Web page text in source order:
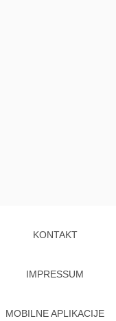
KONTAKT
IMPRESSUM
MOBILNE APLIKACIJE